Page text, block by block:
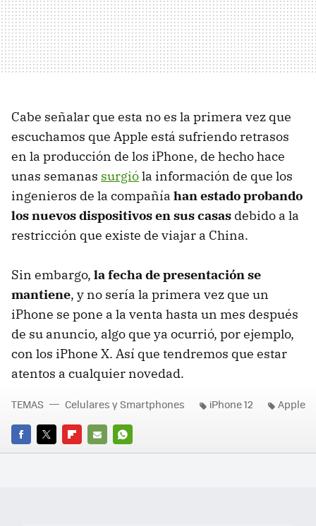
Cabe señalar que esta no es la primera vez que
escuchamos que Apple está sufriendo retrasos
en la producción de los iPhone, de hecho hace
unas semanas surgióla información de que los
ingenieros de la compañía han estado probando
los nuevos dispositivos en sus casas debido a la
restricción que existe de viajar a China.
Sin embargo, la fecha de presentación se
mantiene, y no sería la primera vez que un
iPhone se pone a la venta hasta un mes después
de su anuncio, algo que ya ocurrió, por ejemplo,
con los iPhone X. Así que tendremos que estar
atentos a cualquier novedad.
FACEBOOK
TWITTERFLIPBOARD
E-
WHATSAPP
TEMAS Celulares y Smartphones iPhone 12 Apple